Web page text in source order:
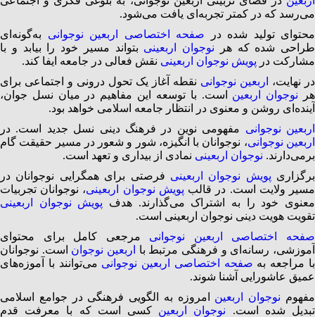
می‌رسد که در کمتر تجربه‌ای یافت می‌شود.
محتوای تولید شده در صفحه اختصاصی اربعین نوجوانی به‌گونه‌ای
طراحی شده که هر نوجوان اربعینی بتواند مسیر خود را بیابد و با
مشارکت در پویش نوجوان اربعینی نقش فعالی در جامعه ایفا کند.
در نهایت،
اربعین نوجوانی نقطه آغاز یک تحول درونی و اجتماعی برای
هر نوجوان اربعین است. با توسعه این مفاهیم در میان نسل جوان،
آینده‌ای روشن و معنوی در انتظار جامعه اسلامی خواهد بود.
اربعین نوجوانی مفهومی نوین در فرهنگ دینی نسل جدید است. در
اربعین نوجوانی، نوجوانان با انگیزه، شور و شعور در مسیر حقیقت گام
برمی‌دارند. نوجوان اربعینی نمادی از بیداری و تعهد است.
برگزاری پویش نوجوان اربعینی فرصتی برای همگرایی نوجوانان در
مسیر ولایت است. در قالب پویش نوجوان اربعینی، نوجوانان تجربیات
معنوی خود را به اشتراک می‌گذارند. هدف پویش نوجوان اربعینی
تقویت هویت دینی نوجوان اربعینی است.
صفحه اختصاصی اربعین نوجوانی مرجعی کامل برای محتوای
آموزشی، رسانه‌ای و فرهنگی مرتبط با
اربعین نوجوان است. نوجوانان
با مراجعه به صفحه اختصاصی اربعین نوجوانی می‌توانند با آموزه‌های
عمیق عاشورایی آشنا شوند.
مفهوم نوجوان اربعین امروزه به الگویی فرهنگی در جوامع اسلامی
تبدیل شده است. نوجوان اربعین کسی است که با معرفت قدم